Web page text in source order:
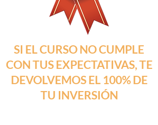
SI EL CURSO NO CUMPLE
CON TUS EXPECTATIVAS, TE
DEVOLVEMOS EL 100% DE
TU INVERSIÓN